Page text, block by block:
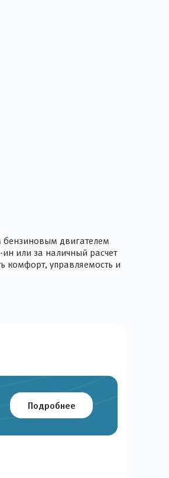
двигателем
или за наличный расчет
комфорт, управляемость и
Подробнее